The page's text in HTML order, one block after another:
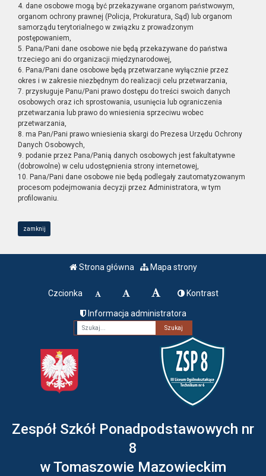
4. dane osobowe mogą być przekazywane organom państwowym,
organom ochrony prawnej (Policja, Prokuratura, Sąd) lub organom
samorządu terytorialnego w związku z prowadzonym
postępowaniem,
5. Pana/Pani dane osobowe nie będą przekazywane do państwa
trzeciego ani do organizacji międzynarodowej,
6. Pana/Pani dane osobowe będą przetwarzane wyłącznie przez
okres i w zakresie niezbędnym do realizacji celu przetwarzania,
7. przysługuje Panu/Pani prawo dostępu do treści swoich danych
osobowych oraz ich sprostowania, usunięcia lub ograniczenia
przetwarzania lub prawo do wniesienia sprzeciwu wobec
przetwarzania,
8. ma Pan/Pani prawo wniesienia skargi do Prezesa Urzędu Ochrony
Danych Osobowych,
9. podanie przez Pana/Panią danych osobowych jest fakultatywne
(dobrowolne) w celu udostępnienia strony internetowej,
10. Pana/Pani dane osobowe nie będą podlegały zautomatyzowanym
procesom podejmowania decyzji przez Administratora, w tym
profilowaniu.
zamknij
Strona główna Mapa strony
Czcionka Kontrast
Informacja administratora
Fraza
Zespół Szkół Ponadpodstawowych nr
8
w Tomaszowie Mazowieckim